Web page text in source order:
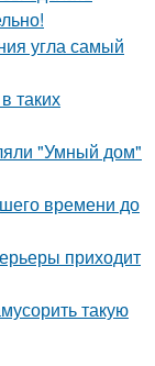
угла самый
таких
"Умный дом"
времени до
приходит
такую